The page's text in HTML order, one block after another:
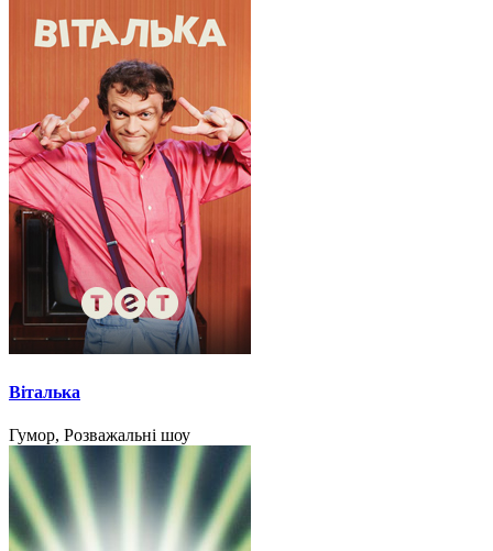
Віталька
Гумор, Розважальні шоу